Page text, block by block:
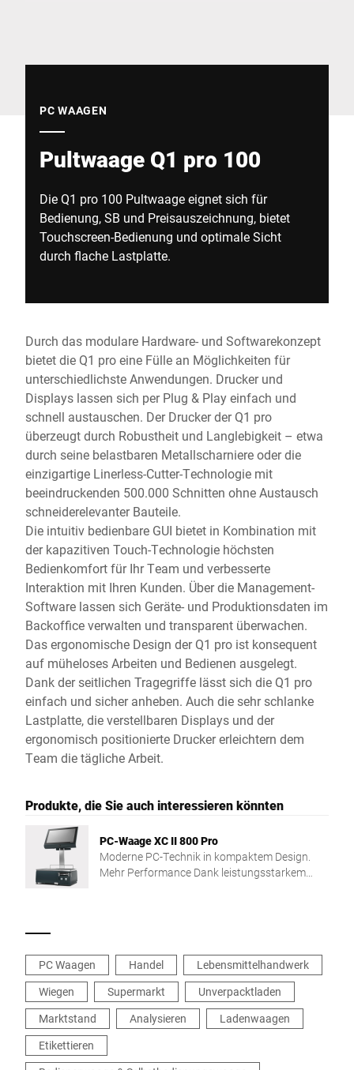
PC WAAGEN
Pultwaage Q1 pro 100
Die Q1 pro 100 Pultwaage eignet sich für
Bedienung, SB und Preisauszeichnung, bietet
Touchscreen-Bedienung und optimale Sicht
durch flache Lastplatte.
Durch das modulare Hardware- und Softwarekonzept
bietet die Q1 pro eine Fülle an Möglichkeiten für
unterschiedlichste Anwendungen. Drucker und
Displays lassen sich per Plug & Play einfach und
schnell austauschen. Der Drucker der Q1 pro
überzeugt durch Robustheit und Langlebigkeit – etwa
durch seine belastbaren Metallscharniere oder die
einzigartige Linerless-Cutter-Technologie mit
beeindruckenden 500.000 Schnitten ohne Austausch
schneiderelevanter Bauteile.
Die intuitiv bedienbare GUI bietet in Kombination mit
der kapazitiven Touch-Technologie höchsten
Bedienkomfort für Ihr Team und verbesserte
Interaktion mit Ihren Kunden. Über die Management-
Software lassen sich Geräte- und Produktionsdaten im
Backoffice verwalten und transparent überwachen.
Das ergonomische Design der Q1 pro ist konsequent
auf müheloses Arbeiten und Bedienen ausgelegt.
Dank der seitlichen Tragegriffe lässt sich die Q1 pro
einfach und sicher anheben. Auch die sehr schlanke
Lastplatte, die verstellbaren Displays und der
ergonomisch positionierte Drucker erleichtern dem
Team die tägliche Arbeit.
Produkte, die Sie auch interessieren könnten
PC-Waage XC II 800 Pro
Moderne PC-Technik in kompaktem Design.
Mehr Performance Dank leistungsstarkem
PC Waagen Handel
Lebensmittelhandwerk
Wiegen
Supermarkt
Unverpacktladen
Marktstand
Analysieren
Ladenwaagen
Etikettieren